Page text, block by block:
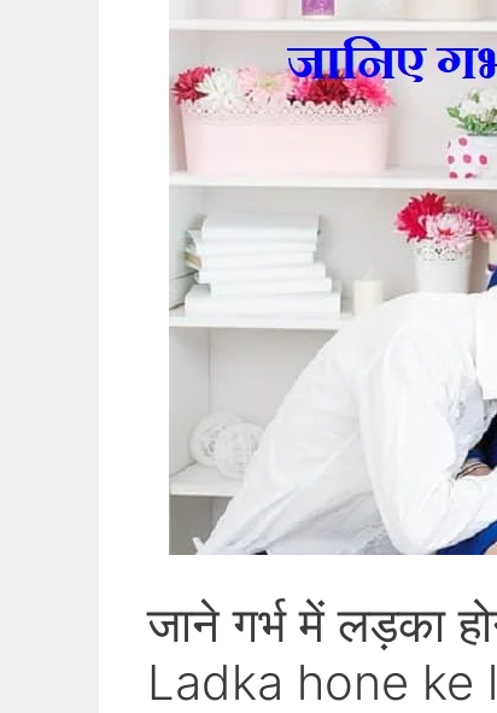
जाने गर्भ में लड़का
Ladka hone ke